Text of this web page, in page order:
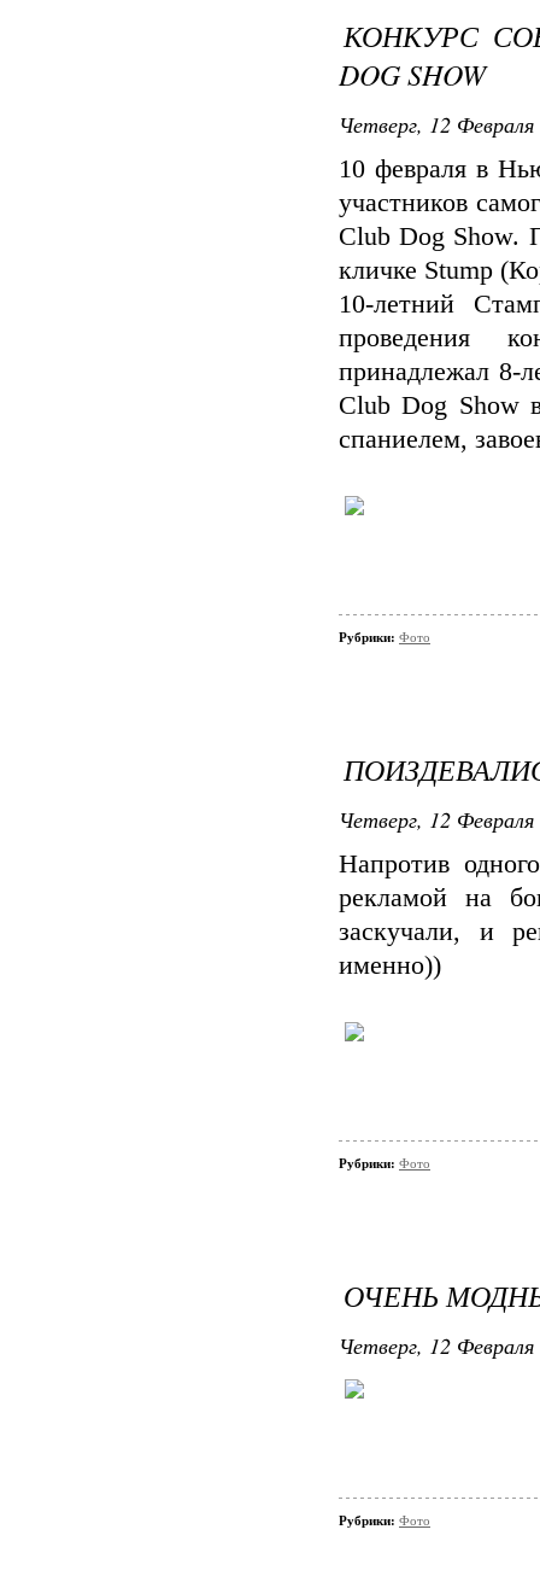
КОНКУРС
DOG SHOW
Четверг, 12
10 февраля в
участников
Club Dog Show.
кличке Stump
10-летний
проведения
принадлежал 8-
Club Dog Show
спаниелем,
Рубрики: Фото
Четверг, 12
Напротив
рекламой на
заскучали, и
именно))
Рубрики: Фото
ОЧЕНЬ
Четверг, 12
Рубрики: Фото